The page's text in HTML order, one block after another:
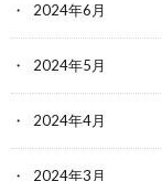
2024年6月
2024年5月
2024年4月
2024年3月